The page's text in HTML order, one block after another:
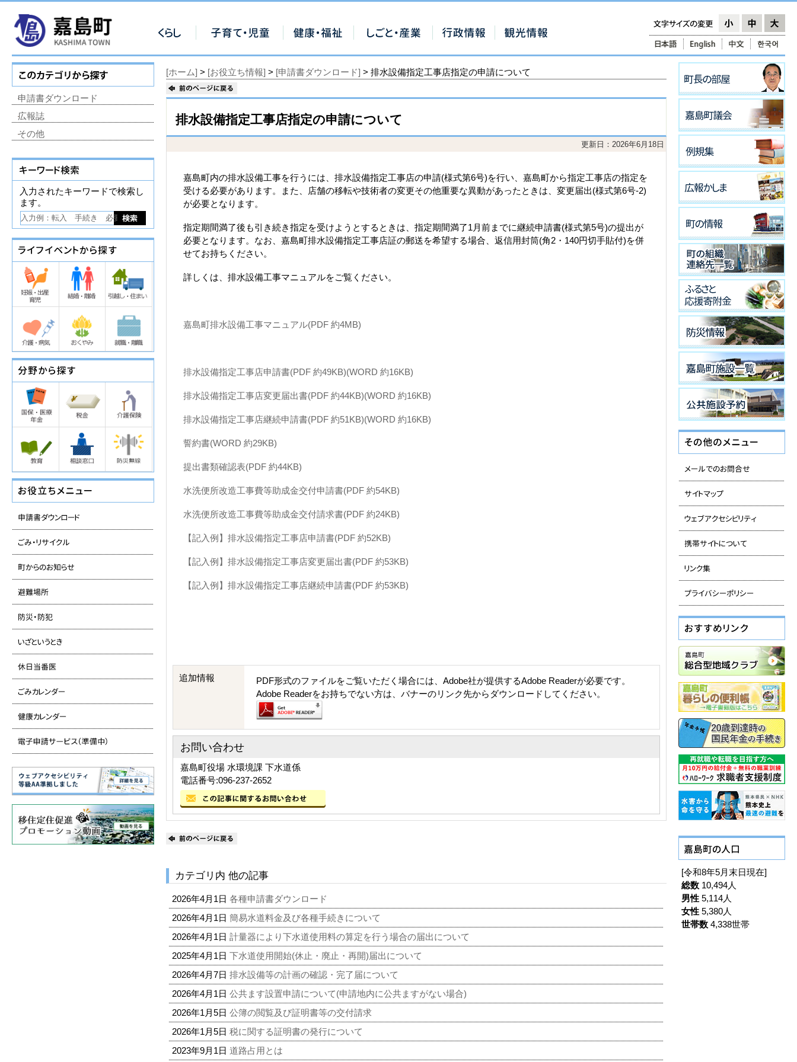
[ホーム] > [お役立ち情報] > [申請書ダウンロード] > 排水設備指定工事店指定の申請について
排水設備指定工事店指定の申請について
更新日：2026年6月18日
嘉島町内の排水設備工事を行うには、排水設備指定工事店の申請(様式第6号)を行い、嘉島町から指定工事店の指定を
受ける必要があります。また、店舗の移転や技術者の変更その他重要な異動があったときは、変更届出(様式第6号-2)
が必要となります。
指定期間満了後も引き続き指定を受けようとするときは、指定期間満了1月前までに継続申請書(様式第5号)の提出が
必要となります。なお、嘉島町排水設備指定工事店証の郵送を希望する場合、返信用封筒(角2・140円切手貼付)を併
せてお持ちください。
詳しくは、排水設備工事マニュアルをご覧ください。
嘉島町排水設備工事マニュアル(PDF 約4MB)
排水設備指定工事店申請書(PDF 約49KB)(WORD 約16KB)
排水設備指定工事店変更届出書(PDF 約44KB)(WORD 約16KB)
排水設備指定工事店継続申請書(PDF 約51KB)(WORD 約16KB)
誓約書(WORD 約29KB)
提出書類確認表(PDF 約44KB)
水洗便所改造工事費等助成金交付申請書(PDF 約54KB)
水洗便所改造工事費等助成金交付請求書(PDF 約24KB)
【記入例】排水設備指定工事店申請書(PDF 約52KB)
【記入例】排水設備指定工事店変更届出書(PDF 約53KB)
【記入例】排水設備指定工事店継続申請書(PDF 約53KB)
追加情報
PDF形式のファイルをご覧いただく場合には、Adobe社が提供するAdobe Readerが必要です。
Adobe Readerをお持ちでない方は、バナーのリンク先からダウンロードしてください。
お問い合わせ
嘉島町役場 水環境課 下水道係
電話番号:096-237-2652
カテゴリ内 他の記事
2026年4月1日 各種申請書ダウンロード
2026年4月1日 簡易水道料金及び各種手続きについて
2026年4月1日 計量器により下水道使用料の算定を行う場合の届出について
2025年4月1日 下水道使用開始(休止・廃止・再開)届出について
2026年4月7日 排水設備等の計画の確認・完了届について
2026年4月1日 公共ます設置申請について(申請地内に公共ますがない場合)
2026年1月5日 公簿の閲覧及び証明書等の交付請求
2026年1月5日 税に関する証明書の発行について
2023年9月1日 道路占用とは
[令和8年5月末日現在]
総数 10,494人
男性 5,114人
女性 5,380人
世帯数 4,338世帯
申請書ダウンロード
広報誌
その他
入力されたキーワードで検索し
ます。